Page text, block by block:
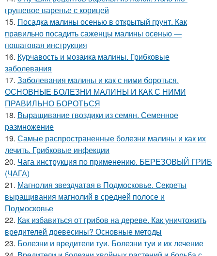
грушевое варенье с корицей
15. Посадка малины осенью в открытый грунт. Как
правильно посадить саженцы малины осенью —
пошаговая инструкция
16. Курчавость и мозаика малины. Грибковые
заболевания
17. Заболевания малины и как с ними бороться.
ОСНОВНЫЕ БОЛЕЗНИ МАЛИНЫ И КАК С НИМИ
ПРАВИЛЬНО БОРОТЬСЯ
18. Выращивание гвоздики из семян. Семенное
размножение
19. Самые распространенные болезни малины и как их
лечить. Грибковые инфекции
20. Чага инструкция по применению. БЕРЕЗОВЫЙ ГРИБ
(ЧАГА)
21. Магнолия звездчатая в Подмосковье. Секреты
выращивания магнолий в средней полосе и
Подмосковье
22. Как избавиться от грибов на дереве. Как уничтожить
вредителей древесины? Основные методы
23. Болезни и вредители туи. Болезни туи и их лечение